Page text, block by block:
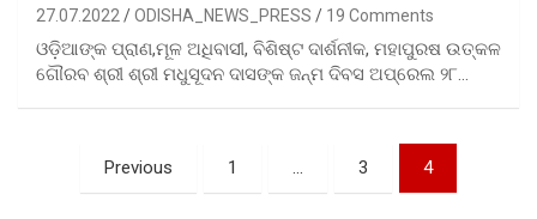
27.07.2022 ODISHA_NEWS_PRESS 19 Comments
ଓଡ଼ିଆଙ୍କ ପ୍ରାଣ,ମୂଳ ଅଧିବାସୀ, ବିଶିଷ୍ଟ ଦାର୍ଶନୀକ, ମହାପୁରଷ ଉତ୍କଳ
ଗୌରବ ଶ୍ରୀ ଶ୍ରୀ ମଧୁସୂଦନ ଦାସଙ୍କ ଜନ୍ମ ଦିବସ ଅପ୍ରେଲ ୨୮…
pagination
Previous 1 … 3 4